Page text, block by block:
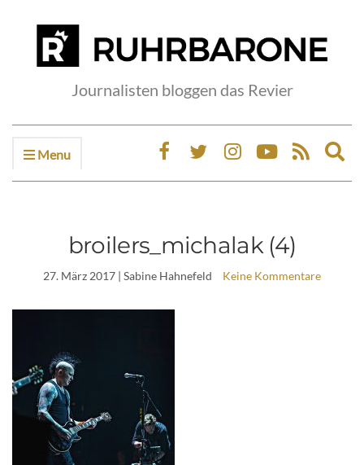
Journalisten bloggen das Revier
Menu
broilers_michalak (4)
27. März 2017 | Sabine Hahnefeld Keine Kommentare